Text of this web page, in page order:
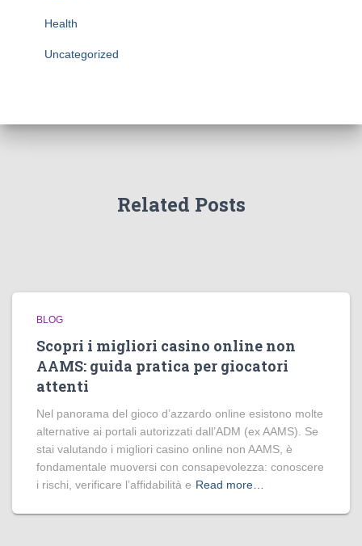
Health
Uncategorized
Related Posts
BLOG
Scopri i migliori casino online non
AAMS: guida pratica per giocatori
attenti
Nel panorama del gioco d’azzardo online esistono molte
alternative ai portali autorizzati dall’ADM (ex AAMS). Se
stai valutando i migliori casino online non AAMS, è
fondamentale muoversi con consapevolezza: conoscere
i rischi, verificare l’affidabilità e Read more…